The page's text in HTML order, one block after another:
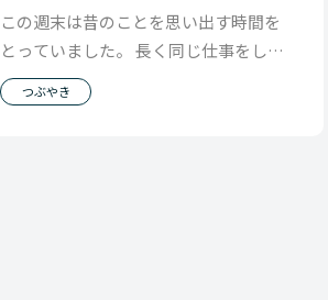
この週末は昔のことを思い出す時間を
とっていました。 長く同じ仕事をして
おり、その都度考え方を 変えてきたり
していました。
つぶやき